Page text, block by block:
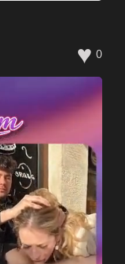
♥ 0